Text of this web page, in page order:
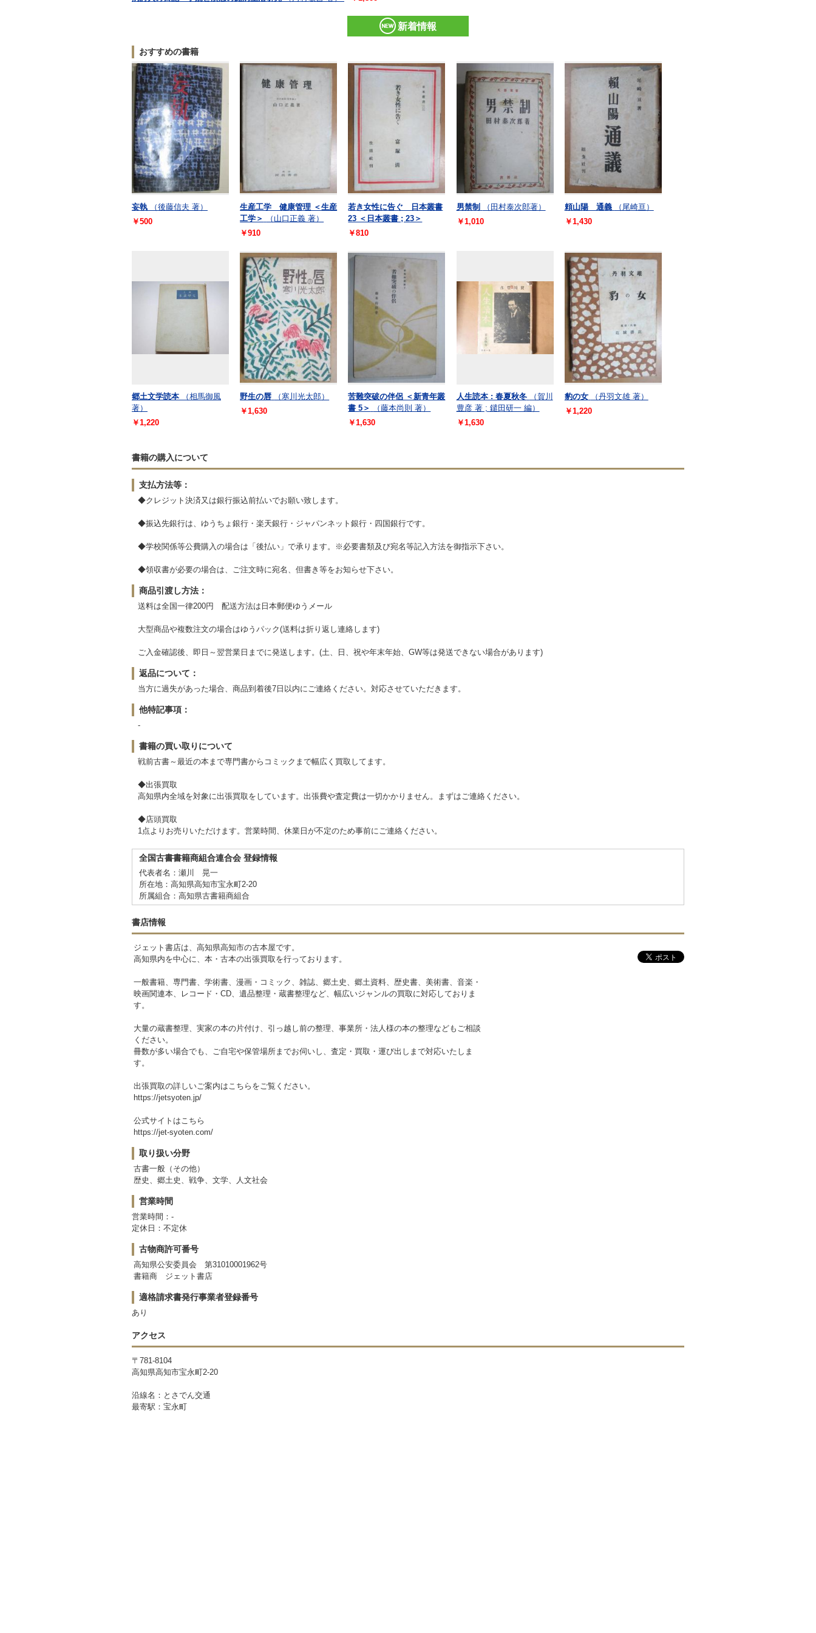
新着情報
おすすめの書籍
妄執
（後藤信夫 著）
￥500
生産工学 健康管理 ＜生産
工学＞
（山口正義 著）
￥910
若き女性に告ぐ 日本叢書
23 ＜日本叢書 ; 23＞
￥810
男禁制
（田村泰次郎著）
￥1,010
頼山陽 通義
（尾崎亘）
￥1,430
郷土文学読本
（相馬御風
著）
￥1,220
野生の唇
（寒川光太郎）
￥1,630
苦難突破の伴侶 ＜新青年叢
書 5＞
（藤本尚則 著）
￥1,630
人生読本 : 春夏秋冬
（賀川
豊彦 著 ; 鑓田研一 編）
￥1,630
豹の女
（丹羽文雄 著）
￥1,220
書籍の購入について
支払方法等：
◆クレジット決済又は銀行振込前払いでお願い致します。
◆振込先銀行は、ゆうちょ銀行・楽天銀行・ジャパンネット銀行・四国銀行です。
◆学校関係等公費購入の場合は「後払い」で承ります。※必要書類及び宛名等記入方法を御指示下さい。
◆領収書が必要の場合は、ご注文時に宛名、但書き等をお知らせ下さい。
商品引渡し方法：
送料は全国一律200円 配送方法は日本郵便ゆうメール
大型商品や複数注文の場合はゆうパック(送料は折り返し連絡します)
ご入金確認後、即日～翌営業日までに発送します。(土、日、祝や年末年始、GW等は発送できない場合があります)
返品について：
当方に過失があった場合、商品到着後7日以内にご連絡ください。対応させていただきます。
他特記事項：
-
書籍の買い取りについて
戦前古書～最近の本まで専門書からコミックまで幅広く買取してます。
◆出張買取
高知県内全域を対象に出張買取をしています。出張費や査定費は一切かかりません。まずはご連絡ください。
◆店頭買取
1点よりお売りいただけます。営業時間、休業日が不定のため事前にご連絡ください。
全国古書書籍商組合連合会 登録情報
代表者名：瀬川 晃一
所在地：高知県高知市宝永町2-20
所属組合：高知県古書籍商組合
書店情報
ジェット書店は、高知県高知市の古本屋です。
高知県内を中心に、本・古本の出張買取を行っております。
一般書籍、専門書、学術書、漫画・コミック、雑誌、郷土史、郷土資料、歴史書、美術書、音楽・
映画関連本、レコード・CD、遺品整理・蔵書整理など、幅広いジャンルの買取に対応しておりま
す。
大量の蔵書整理、実家の本の片付け、引っ越し前の整理、事業所・法人様の本の整理などもご相談
ください。
冊数が多い場合でも、ご自宅や保管場所までお伺いし、査定・買取・運び出しまで対応いたしま
す。
出張買取の詳しいご案内はこちらをご覧ください。
https://jetsyoten.jp/
公式サイトはこちら
https://jet-syoten.com/
取り扱い分野
古書一般（その他）
歴史、郷土史、戦争、文学、人文社会
営業時間
営業時間：-
定休日：不定休
古物商許可番号
高知県公安委員会 第31010001962号
書籍商 ジェット書店
適格請求書発行事業者登録番号
あり
アクセス
〒781-8104
高知県高知市宝永町2-20
沿線名：とさでん交通
最寄駅：宝永町